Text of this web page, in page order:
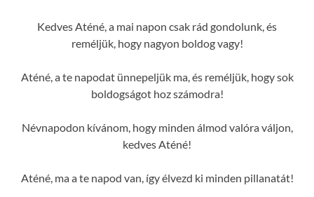
Kedves Aténé, a mai napon csak rád gondolunk, és
reméljük, hogy nagyon boldog vagy!
Aténé, a te napodat ünnepeljük ma, és reméljük, hogy sok
boldogságot hoz számodra!
Névnapodon kívánom, hogy minden álmod valóra váljon,
kedves Aténé!
Aténé, ma a te napod van, így élvezd ki minden pillanatát!